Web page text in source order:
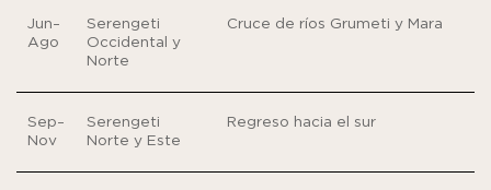
Jun–
Ago
Serengeti
Occidental y
Norte
Cruce de ríos Grumeti y Mara
Sep–
Nov
Serengeti
Norte y Este
Regreso hacia el sur